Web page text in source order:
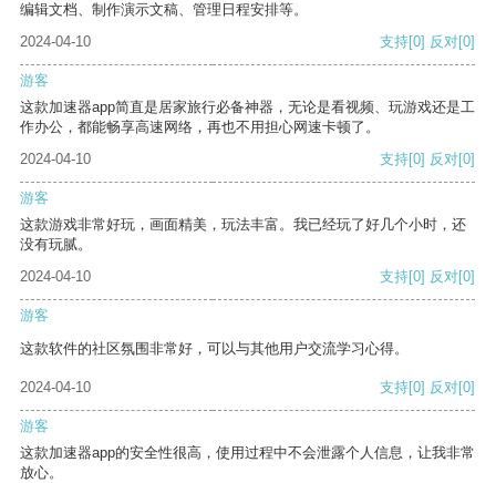
编辑文档、制作演示文稿、管理日程安排等。
2024-04-10
支持[0] 反对[0]
游客
这款加速器app简直是居家旅行必备神器，无论是看视频、玩游戏还是工
作办公，都能畅享高速网络，再也不用担心网速卡顿了。
2024-04-10
支持[0] 反对[0]
游客
这款游戏非常好玩，画面精美，玩法丰富。我已经玩了好几个小时，还
没有玩腻。
2024-04-10
支持[0] 反对[0]
游客
这款软件的社区氛围非常好，可以与其他用户交流学习心得。
2024-04-10 支持[0] 反对[0]
游客
这款加速器app的安全性很高，使用过程中不会泄露个人信息，让我非常
放心。